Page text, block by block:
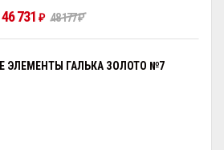
46 731 ₽ 48 177₽
ЭЛЕМЕНТЫ ГАЛЬКА ЗОЛОТО №7